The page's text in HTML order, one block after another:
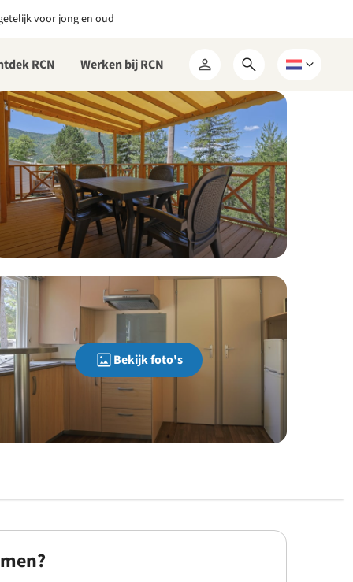
voor jong en oud
RCN Werken bij RCN
Mijn
RCN
Open
zoekformulier
Kies
taal
Bekijk foto's